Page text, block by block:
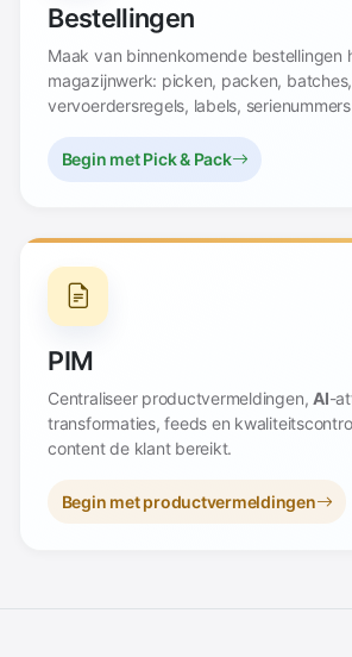
Bestellingen
Maak van binnenkomende bestellingen
magazijnwerk: picken, packen, batches,
vervoerdersregels, labels,
Begin met Pick & Pack
PIM
Centraliseer productvermeldingen, AI-
transformaties, feeds en
content de klant bereikt.
Begin met productvermeldingen